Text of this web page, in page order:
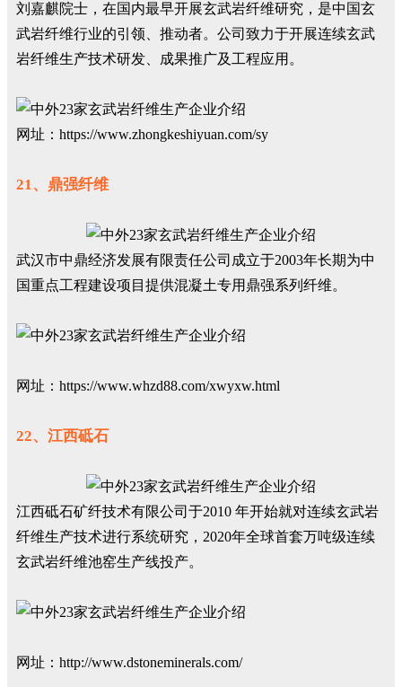
刘嘉麒院士，在国内最早开展玄武岩纤维研究，是中国玄
武岩纤维行业的引领、推动者。公司致力于开展连续玄武
岩纤维生产技术研发、成果推广及工程应用。
网址：https://www.zhongkeshiyuan.com/sy
21、鼎强纤维
武汉市中鼎经济发展有限责任公司成立于2003年长期为中
国重点工程建设项目提供混凝土专用鼎强系列纤维。
网址：https://www.whzd88.com/xwyxw.html
22、江西砥石
江西砥石矿纤技术有限公司于2010 年开始就对连续玄武岩
纤维生产技术进行系统研究，2020年全球首套万吨级连续
玄武岩纤维池窑生产线投产。
网址：http://www.dstoneminerals.com/